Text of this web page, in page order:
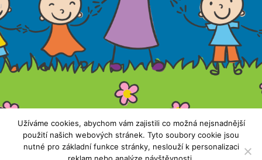
Všechna práva vyhrazena. Copyright © 2019 ZŠ
Nečín |Přístupnost stránek
Užíváme cookies, abychom vám zajistili co možná nejsnadnější
použití našich webových stránek. Tyto soubory cookie jsou
nutné pro základní funkce stránky, neslouží k personalizaci